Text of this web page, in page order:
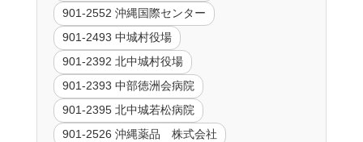
901-2552 沖縄国際センター
901-2493 中城村役場
901-2392 北中城村役場
901-2393 中部徳洲会病院
901-2395 北中城若松病院
901-2526 沖縄薬品 株式会社